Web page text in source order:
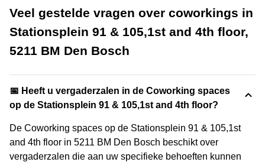
Veel gestelde vragen over coworkings in
Stationsplein 91 & 105,1st and 4th floor,
5211 BM Den Bosch
📅 Heeft u vergaderzalen in de Coworking spaces
op de Stationsplein 91 & 105,1st and 4th floor?
De Coworking spaces op de Stationsplein 91 & 105,1st
and 4th floor in 5211 BM Den Bosch beschikt over
vergaderzalen die aan uw specifieke behoeften kunnen